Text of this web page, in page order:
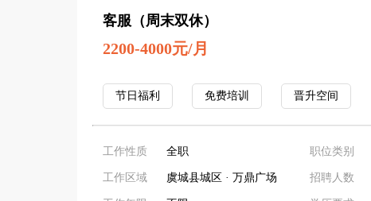
客服（周末双休）
2200-4000元/月
节日福利 免费培训 晋升空间
工作性质 全职
工作区域 虞城县城区 · 万鼎广场
职位类别
招聘人数